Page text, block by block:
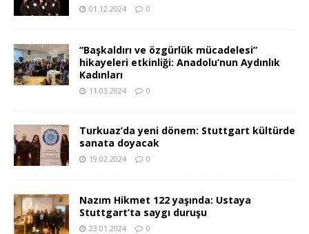
01.12.2024 0
“Başkaldırı ve özgürlük mücadelesi”
hikayeleri etkinliği: Anadolu’nun Aydınlık
Kadınları
11.03.2024 0
Turkuaz’da yeni dönem: Stuttgart kültürde
sanata doyacak
19.02.2024 0
Nazım Hikmet 122 yaşında: Ustaya
Stuttgart’ta saygı duruşu
23.01.2024 0